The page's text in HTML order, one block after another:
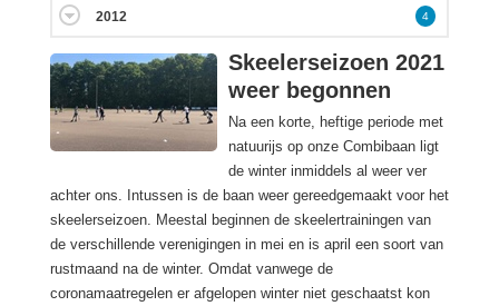
Skeelerseizoen 2021
weer begonnen
Na een korte, heftige periode met
natuurijs op onze Combibaan ligt
de winter inmiddels al weer ver
achter ons. Intussen is de baan weer gereedgemaakt voor het
skeelerseizoen. Meestal beginnen de skeelertrainingen van
de verschillende verenigingen in mei en is april een soort van
rustmaand na de winter. Omdat vanwege de
coronamaatregelen er afgelopen winter niet geschaatst kon
2012 4